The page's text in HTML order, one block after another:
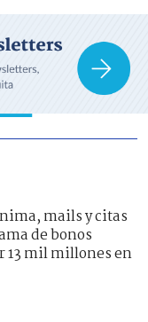
mails y citas
de bonos
13 mil millones en